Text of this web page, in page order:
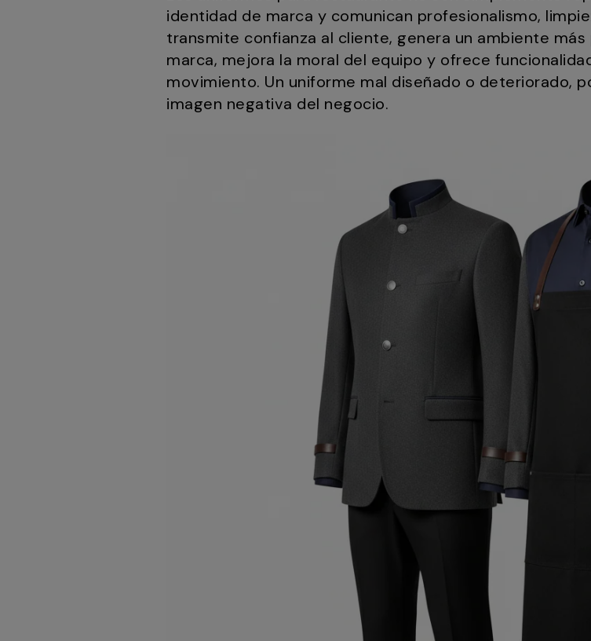
identidad de marca y comunican profesionalismo,
transmite confianza al cliente, genera un ambiente
marca, mejora la moral del equipo y ofrece
movimiento. Un uniforme mal diseñado o deteriorado,
imagen negativa del negocio.